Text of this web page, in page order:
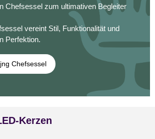
Chefsessel zum ultimativen Begleiter
vereint Stil, Funktionalität und
Perfektion.
Chefsessel
Kerzen